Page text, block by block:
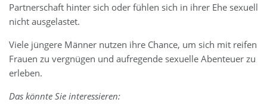
Partnerschaft hinter sich oder fühlen sich in ihrer Ehe sexuell
nicht ausgelastet.
Viele jüngere Männer nutzen ihre Chance, um sich mit reifen
Frauen zu vergnügen und aufregende sexuelle Abenteuer zu
erleben.
Das könnte Sie interessieren: